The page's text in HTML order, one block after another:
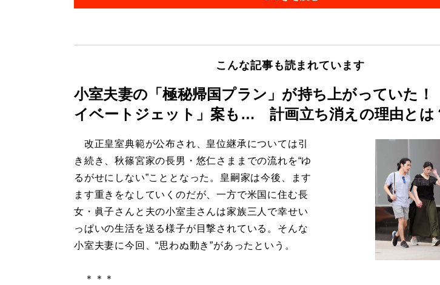
こんな記事も読まれています
小室夫妻の「極秘帰国プラン」が持ち上がっていた
イベートジェット」案も… 計画立ち消えの理由とは
改正皇室典範が公布され、皇位継承については引
き続き、秋篠宮家の長男・悠仁さままでの流れを“ゆ
るがせにしない”こととなった。皇嗣家は今後、ます
ます重きをなしていくのだが、一方で米国に住む長
女・眞子さんと夫の小室圭さんは家族三人で幸せい
っぱいの生活を送る様子が目撃されている。そんな
小室夫妻に今回、“思わぬ動き”があったという。
＊＊＊